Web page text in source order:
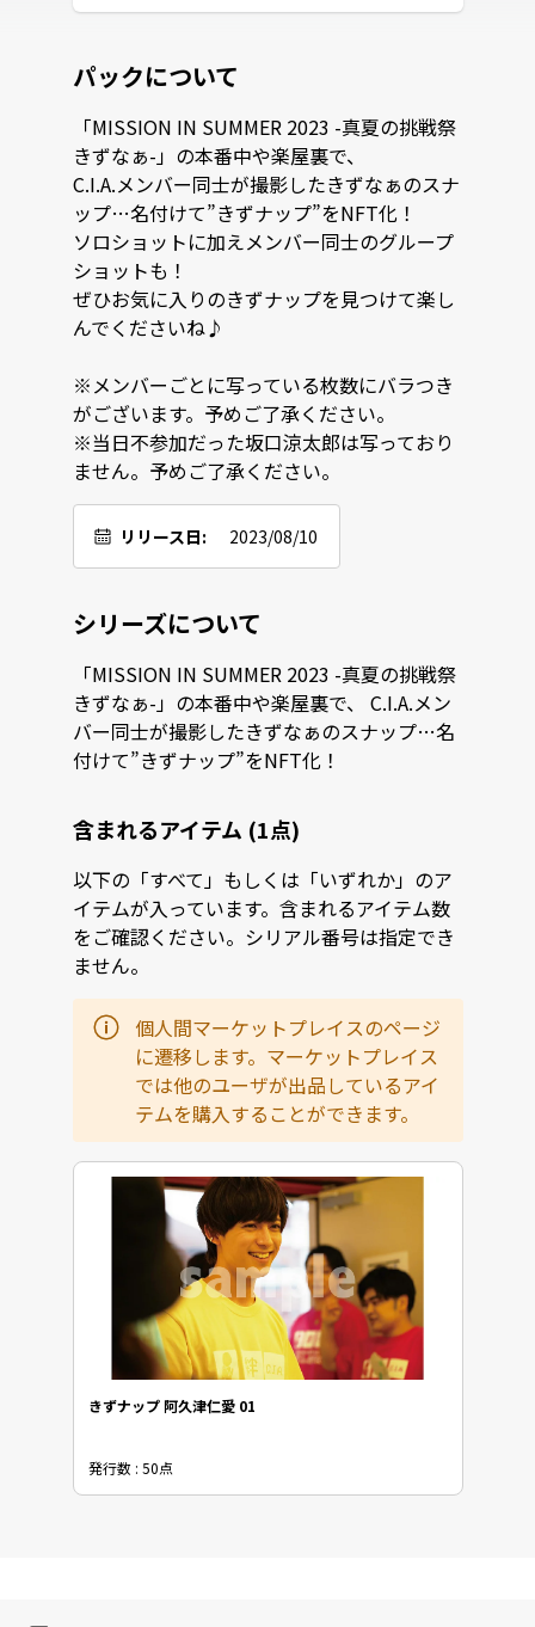
パックについて
「MISSION IN SUMMER 2023 -真夏の挑戦祭
きずなぁ-」の本番中や楽屋裏で、
C.I.A.メンバー同士が撮影したきずなぁのスナ
ップ…名付けて”きずナップ”をNFT化！
ソロショットに加えメンバー同士のグループ
ショットも！
ぜひお気に入りのきずナップを見つけて楽し
んでくださいね♪
※メンバーごとに写っている枚数にバラつき
がございます。予めご了承ください。
※当日不参加だった坂口涼太郎は写っており
ません。予めご了承ください。
リリース日: 2023/08/10
シリーズについて
「MISSION IN SUMMER 2023 -真夏の挑戦祭
きずなぁ-」の本番中や楽屋裏で、 C.I.A.メン
バー同士が撮影したきずなぁのスナップ…名
付けて”きずナップ”をNFT化！
含まれるアイテム (1点)
以下の「すべて」もしくは「いずれか」のア
イテムが入っています。含まれるアイテム数
をご確認ください。シリアル番号は指定でき
ません。
個人間マーケットプレイスのページ
に遷移します。マーケットプレイス
では他のユーザが出品しているアイ
テムを購入することができます。
きずナップ 阿久津仁愛 01
発行数 : 50点